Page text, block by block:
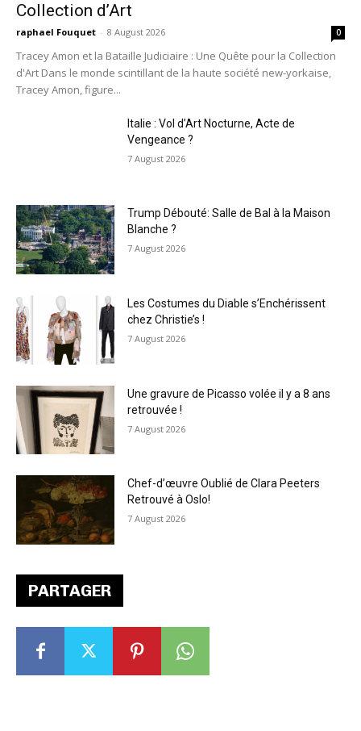
PARTAGER
Collection d’Art
raphael Fouquet - 8 August 2026 0
Tracey Amon et la Bataille Judiciaire : Une Quête pour la Collection
d'Art Dans le monde scintillant de la haute société new-yorkaise,
Tracey Amon, figure...
Italie : Vol d’Art Nocturne, Acte de
Vengeance ?
7 August 2026
Trump Débouté: Salle de Bal à la Maison
Blanche ?
7 August 2026
Les Costumes du Diable s’Enchérissent
chez Christie’s !
7 August 2026
Une gravure de Picasso volée il y a 8 ans
retrouvée !
7 August 2026
Chef-d’œuvre Oublié de Clara Peeters
Retrouvé à Oslo!
7 August 2026